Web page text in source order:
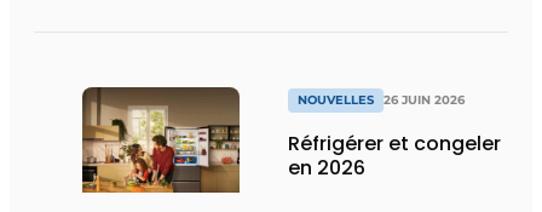
NOUVELLES 26 JUIN 2026
Réfrigérer et congeler
en 2026